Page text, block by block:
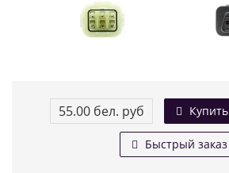
55.00 бел. руб Купить
Быстрый заказ